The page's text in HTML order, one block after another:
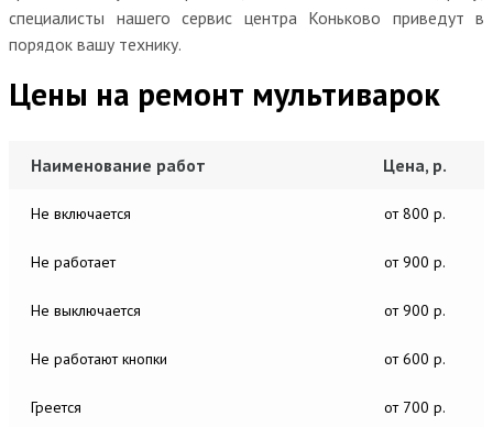
специалисты нашего сервис центра Коньково приведут в
порядок вашу технику.
Цены на ремонт мультиварок
Наименование работ Цена, р.
Не включается от 800 р.
Не работает от 900 р.
Не выключается от 900 р.
Не работают кнопки от 600 р.
Греется от 700 р.